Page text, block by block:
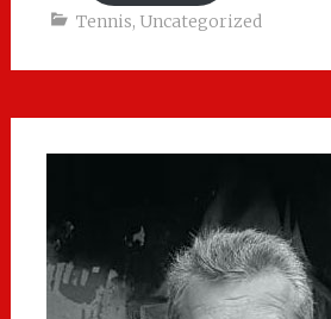
Tennis, Uncategorized